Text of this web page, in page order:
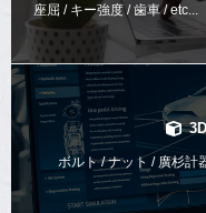
座屈 / キー強度 / 歯車 / etc...
ボルト / ナット / 廣杉計